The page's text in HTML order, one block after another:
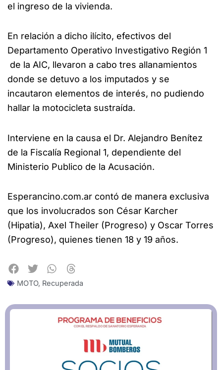
el ingreso de la vivienda.
En relación a dicho ilícito, efectivos del
Departamento Operativo Investigativo Región 1
de la AIC, llevaron a cabo tres allanamientos
donde se detuvo a los imputados y se
incautaron elementos de interés, no pudiendo
hallar la motocicleta sustraída.
Interviene en la causa el Dr. Alejandro Benítez
de la Fiscalía Regional 1, dependiente del
Ministerio Publico de la Acusación.
Esperancino.com.ar contó de manera exclusiva
que los involucrados son César Karcher
(Hipatia), Axel Theiler (Progreso) y Oscar Torres
(Progreso), quienes tienen 18 y 19 años.
MOTO, Recuperada